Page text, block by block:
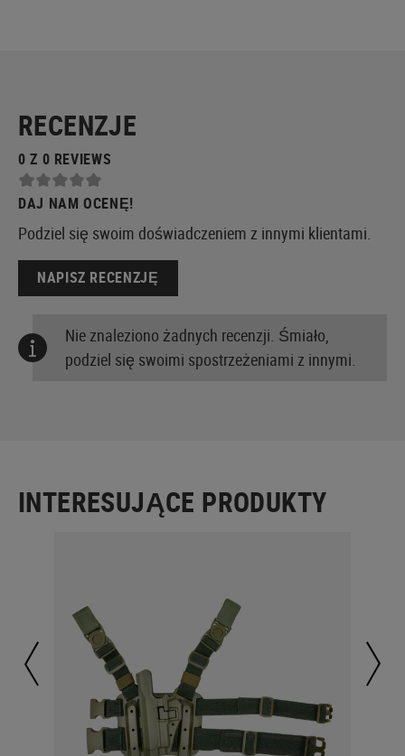
RECENZJE
0 Z 0 REVIEWS
DAJ NAM OCENĘ!
Podziel się swoim doświadczeniem z innymi klientami.
NAPISZ RECENZJĘ
Nie znaleziono żadnych recenzji. Śmiało,
podziel się swoimi spostrzeżeniami z innymi.
INTERESUJĄCE PRODUKTY